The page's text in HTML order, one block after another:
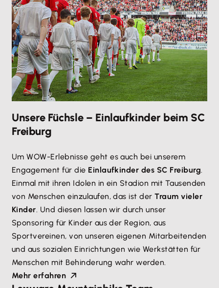
Unsere Füchsle – Einlaufkinder beim SC
Freiburg
Um WOW-Erlebnisse geht es auch bei unserem
Engagement für die Einlaufkinder des SC Freiburg.
Einmal mit ihren Idolen in ein Stadion mit Tausenden
von Menschen einzulaufen, das ist derTraum vieler
Kinder. Und diesen lassen wir durch unser
Sponsoring für Kinder aus der Region, aus
Sportvereinen, von unseren eigenen Mitarbeitenden
und aus sozialen Einrichtungen wie Werkstätten für
Menschen mit Behinderung wahr werden.
Mehr erfahren